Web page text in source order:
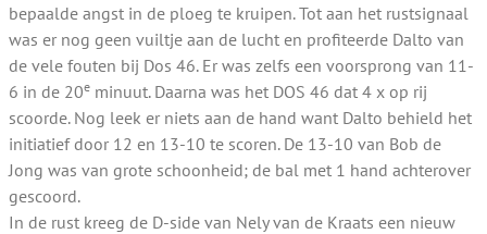
bepaalde angst in de ploeg te kruipen. Tot aan het rustsignaal
was er nog geen vuiltje aan de lucht en profiteerde Dalto van
de vele fouten bij Dos 46. Er was zelfs een voorsprong van 11-
6 in de 20e minuut. Daarna was het DOS 46 dat 4 x op rij
scoorde. Nog leek er niets aan de hand want Dalto behield het
initiatief door 12 en 13-10 te scoren. De 13-10 van Bob de
Jong was van grote schoonheid; de bal met 1 hand achterover
gescoord.
In de rust kreeg de D-side van Nely van de Kraats een nieuw